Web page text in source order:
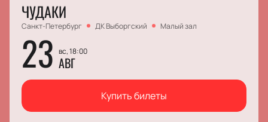
ЧУДАКИ
Санкт-Петербург ДК Выборгский Малый зал
23 вс, 18:00
АВГ
Купить билеты